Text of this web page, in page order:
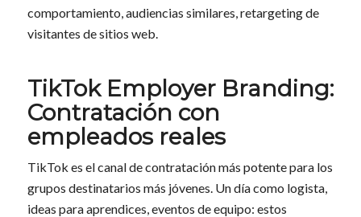
comportamiento, audiencias similares, retargeting de
visitantes de sitios web.
TikTok Employer Branding:
Contratación con
empleados reales
TikTok es el canal de contratación más potente para los
grupos destinatarios más jóvenes. Un día como logista,
ideas para aprendices, eventos de equipo: estos